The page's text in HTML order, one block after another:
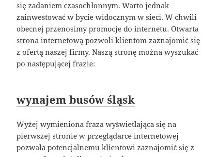
się zadaniem czasochłonnym. Warto jednak
zainwestować w bycie widocznym w sieci. W chwili
obecnej przenosimy promocje do internetu. Otwarta
strona internetową pozwoli klientom zaznajomić się
z ofertą naszej firmy. Naszą stronę można wyszukać
po następującej frazie:
wynajem busów śląsk
Wyżej wymieniona fraza wyświetlająca się na
pierwszej stronie w przeglądarce internetowej
pozwala potencjalnemu klientowi zaznajomić się z